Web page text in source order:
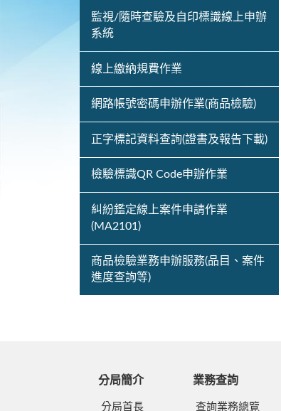
監視/隨時查驗及自印標識線上申辦
系統
線上繳納規費作業
網路帳號密碼申辦作業(商品檢驗)
正字標記資料查詢(證書及報告下載)
檢驗標識QR Code申辦作業
糾紛鑑定線上案件申請作業
(MA2101)
商品檢驗業務申辦服務(品目、案件
進度查詢等)
分局簡介
分局首長
業務查詢
查詢業務總覽